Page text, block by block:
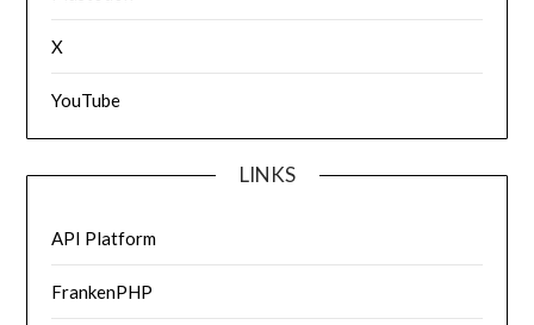
X
YouTube
LINKS
API Platform
FrankenPHP